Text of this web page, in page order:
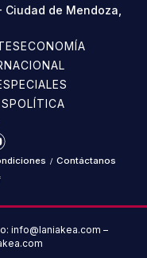
Ciudad de Mendoza,
ECONOMÍA
POLÍTICA
/ Contáctanos
info@laniakea.com –